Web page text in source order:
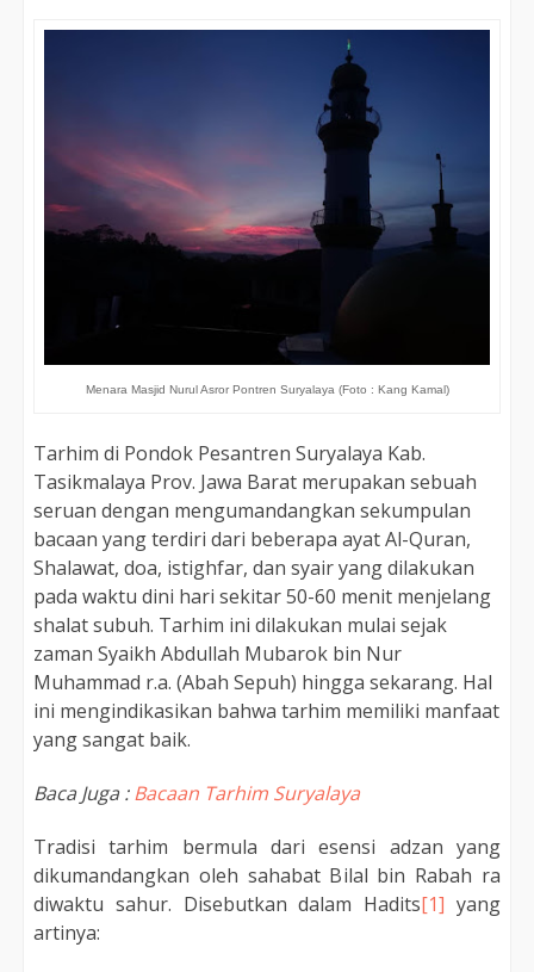
Menara Masjid Nurul Asror Pontren Suryalaya (Foto : Kang Kamal)
Tarhim di Pondok Pesantren Suryalaya Kab.
Tasikmalaya Prov. Jawa Barat merupakan sebuah
seruan dengan mengumandangkan sekumpulan
bacaan yang terdiri dari beberapa ayat Al-Quran,
Shalawat, doa, istighfar, dan syair yang dilakukan
pada waktu dini hari sekitar 50-60 menit menjelang
shalat subuh. Tarhim ini dilakukan mulai sejak
zaman Syaikh Abdullah Mubarok bin Nur
Muhammad r.a. (Abah Sepuh) hingga sekarang. Hal
ini mengindikasikan bahwa tarhim memiliki manfaat
yang sangat baik.
Baca Juga :Bacaan Tarhim Suryalaya
Tradisi tarhim bermula dari esensi adzan yang
dikumandangkan oleh sahabat Bilal bin Rabah ra
diwaktu sahur. Disebutkan dalam Hadits[1] yang
artinya: